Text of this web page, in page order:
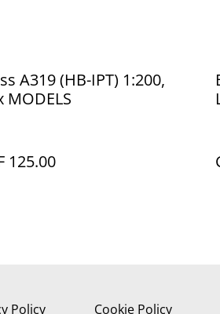
A319 (HB-IPT) 1:200,
MODELS
125.00
Policy Cookie Policy